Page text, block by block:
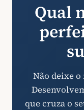
Qual
Não deixe o
que cruza o